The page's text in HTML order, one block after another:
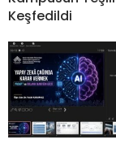
Keşfedildi